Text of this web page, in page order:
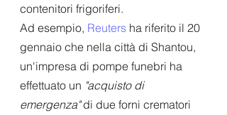
contenitori frigoriferi.
Ad esempio, Reuters ha riferito il 20
gennaio che nella città di Shantou,
un'impresa di pompe funebri ha
effettuato un "acquisto di
emergenza" di due forni crematori